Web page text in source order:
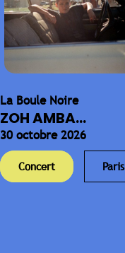
La Boule Noire
ZOH AMBA...
30 octobre 2026
Concert Paris